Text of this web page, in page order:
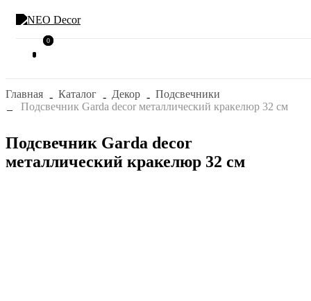
0
0
Главная Каталог Декор
Подсвечники
Подсвечник Garda decor металлический кракелюр 32 см
Подсвечник Garda decor
металлический кракелюр 32 см